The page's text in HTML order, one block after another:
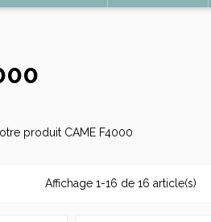
produit CAME F4000
Affichage 1-16 de 16 article(s)